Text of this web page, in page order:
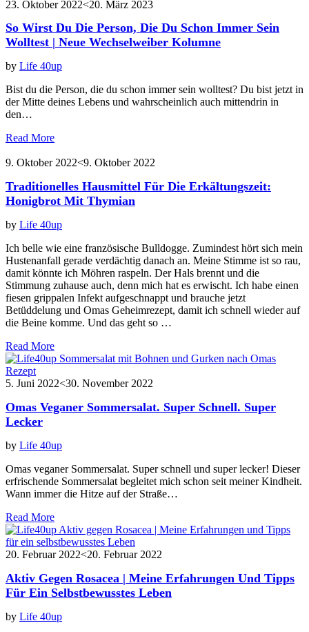
23. Oktober 2022<20. März 2023
So Wirst Du Die Person, Die Du Schon Immer Sein
Wolltest | Neue Wechselweiber Kolumne
by Life 40up
Bist du die Person, die du schon immer sein wolltest? Du bist jetzt in
der Mitte deines Lebens und wahrscheinlich auch mittendrin in
den…
Read More
9. Oktober 2022<9. Oktober 2022
Traditionelles Hausmittel Für Die Erkältungszeit:
Honigbrot Mit Thymian
by Life 40up
Ich belle wie eine französische Bulldogge. Zumindest hört sich mein
Hustenanfall gerade verdächtig danach an. Meine Stimme ist so rau,
damit könnte ich Möhren raspeln. Der Hals brennt und die
Stimmung zuhause auch, denn mich hat es erwischt. Ich habe einen
fiesen grippalen Infekt aufgeschnappt und brauche jetzt
Betüddelung und Omas Geheimrezept, damit ich schnell wieder auf
die Beine komme. Und das geht so …
Read More
5. Juni 2022<30. November 2022
Omas Veganer Sommersalat. Super Schnell. Super
Lecker
by Life 40up
Omas veganer Sommersalat. Super schnell und super lecker! Dieser
erfrischende Sommersalat begleitet mich schon seit meiner Kindheit.
Wann immer die Hitze auf der Straße…
Read More
20. Februar 2022<20. Februar 2022
Aktiv Gegen Rosacea | Meine Erfahrungen Und Tipps
Für Ein Selbstbewusstes Leben
by Life 40up